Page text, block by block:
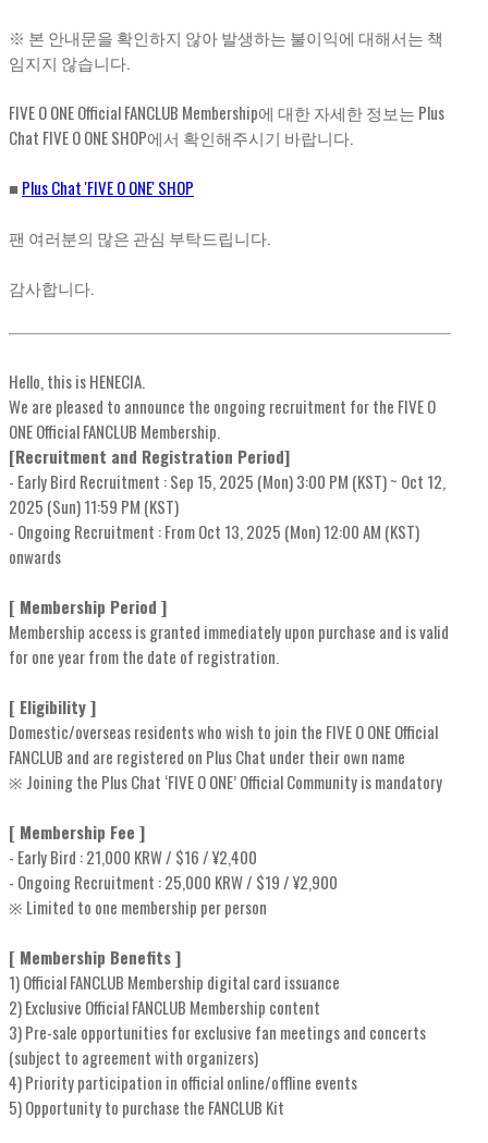
※ 본 안내문을 확인하지 않아 발생하는 불이익에 대해서는 책
임지지 않습니다.
FIVE O ONE Official FANCLUB Membership에 대한 자세한 정보는 Plus
Chat FIVE O ONE SHOP에서 확인해주시기 바랍니다.
■Plus Chat 'FIVE O ONE' SHOP
팬 여러분의 많은 관심 부탁드립니다.
감사합니다.
Hello, this is HENECIA.
We are pleased to announce the ongoing recruitment for the FIVE O
ONE Official FANCLUB Membership.
[Recruitment and Registration Period]
- Early Bird Recruitment : Sep 15, 2025 (Mon) 3:00 PM (KST) ~ Oct 12,
2025 (Sun) 11:59 PM (KST)
- Ongoing Recruitment : From Oct 13, 2025 (Mon) 12:00 AM (KST)
onwards
[ Membership Period ]
Membership access is granted immediately upon purchase and is valid
for one year from the date of registration.
[ Eligibility ]
Domestic/overseas residents who wish to join the FIVE O ONE Official
FANCLUB and are registered on Plus Chat under their own name
※ Joining the Plus Chat ‘FIVE O ONE’ Official Community is mandatory
[ Membership Fee ]
- Early Bird : 21,000 KRW / $16 / ¥2,400
- Ongoing Recruitment : 25,000 KRW / $19 / ¥2,900
※ Limited to one membership per person
[ Membership Benefits ]
1) Official FANCLUB Membership digital card issuance
2) Exclusive Official FANCLUB Membership content
3) Pre-sale opportunities for exclusive fan meetings and concerts
(subject to agreement with organizers)
4) Priority participation in official online/offline events
5) Opportunity to purchase the FANCLUB Kit